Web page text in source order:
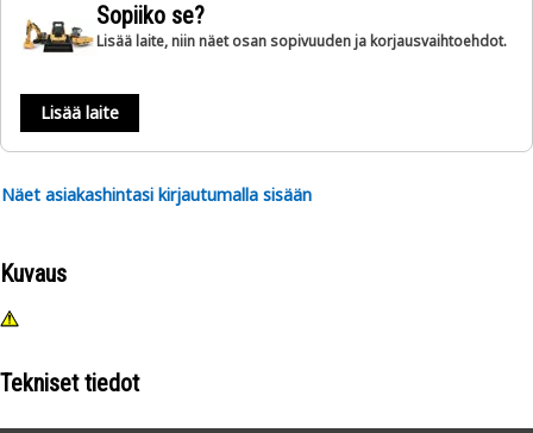
Sopiiko se?
Lisää laite, niin näet osan sopivuuden ja korjausvaihtoehdot.
Lisää laite
Näet asiakashintasi kirjautumalla sisään
Kuvaus
Tekniset tiedot